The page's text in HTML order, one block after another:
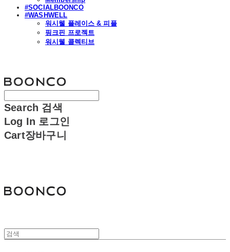
#SOCIALBOONCO
#WASHWELL
워시웰 플레이스 & 피플
핑크핀 프로젝트
워시웰 콜렉티브
Search 검색
Log In 로그인
Cart장바구니